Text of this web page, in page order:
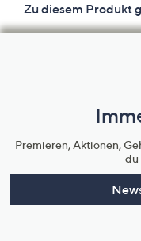
Premieren, Aktionen,
du